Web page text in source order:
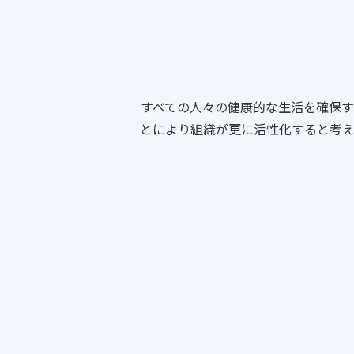
すべての人々の健康的な生活を確保
とにより組織が更に活性化すると考